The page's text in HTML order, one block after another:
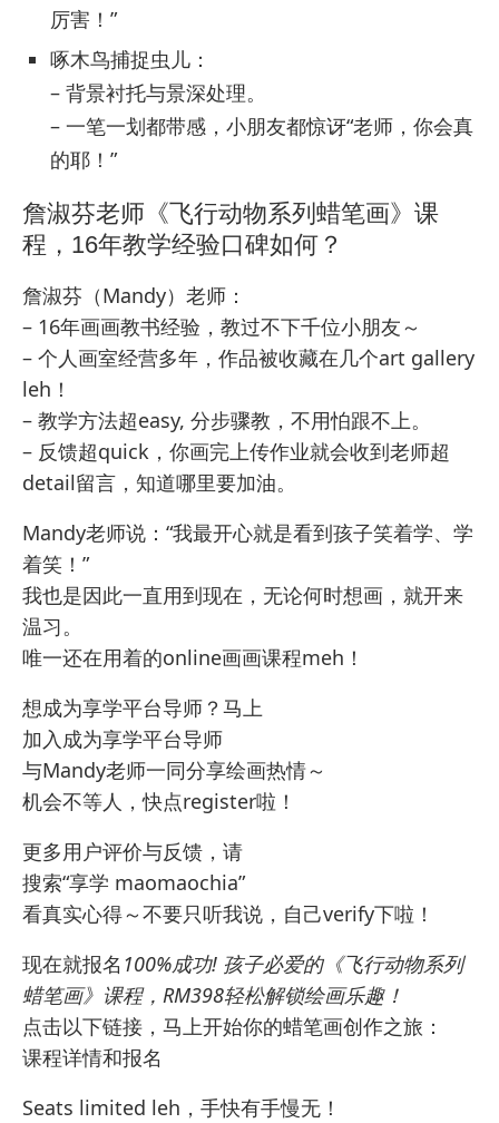
厉害！”
啄木鸟捕捉虫儿：
– 背景衬托与景深处理。
– 一笔一划都带感，小朋友都惊讶“老师，你会真
的耶！”
詹淑芬老师《飞行动物系列蜡笔画》课
程，16年教学经验口碑如何？
詹淑芬（Mandy）老师：
– 16年画画教书经验，教过不下千位小朋友～
– 个人画室经营多年，作品被收藏在几个art gallery
leh！
– 教学方法超easy, 分步骤教，不用怕跟不上。
– 反馈超quick，你画完上传作业就会收到老师超
detail留言，知道哪里要加油。
Mandy老师说：“我最开心就是看到孩子笑着学、学
着笑！”
我也是因此一直用到现在，无论何时想画，就开来
温习。
唯一还在用着的online画画课程meh！
想成为享学平台导师？马上
加入成为享学平台导师
与Mandy老师一同分享绘画热情～
机会不等人，快点register啦！
更多用户评价与反馈，请
搜索“享学 maomaochia”
看真实心得～不要只听我说，自己verify下啦！
现在就报名 100%成功! 孩子必爱的《飞行动物系列
蜡笔画》课程，RM398轻松解锁绘画乐趣！
点击以下链接，马上开始你的蜡笔画创作之旅：
课程详情和报名
Seats limited leh，手快有手慢无！